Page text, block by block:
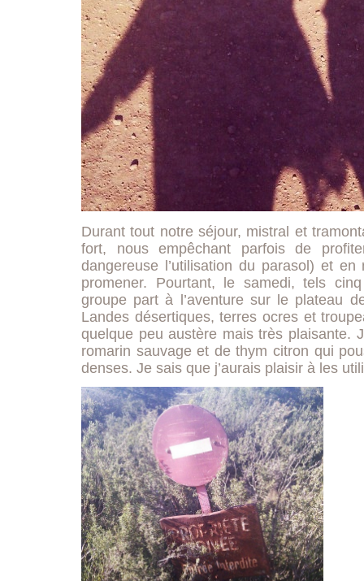
Durant tout notre séjour, mistral et
fort, nous empêchant parfois de
dangereuse l’utilisation du parasol) et
promener. Pourtant, le samedi, tels
groupe part à l’aventure sur le plateau
Landes désertiques, terres ocres et
quelque peu austère mais très plaisante.
romarin sauvage et de thym citron qui
denses. Je sais que j’aurais plaisir à les